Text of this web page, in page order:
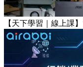
【天下學習｜線上課